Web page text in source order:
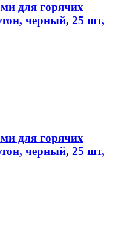
для горячих
черный, 25 шт,
для горячих
черный, 25 шт,